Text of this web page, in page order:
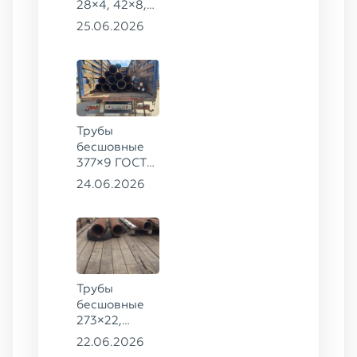
28×4, 42×8,
73×14,
20
25.06.2026
Трубы
бесшовные
377×9 ГОСТ
8732-78, ст.
24.06.2026
Трубы
бесшовные
273×22,
245×26,
22.06.2026